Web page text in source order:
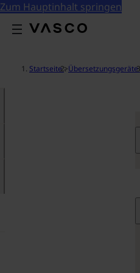
Zum Hauptinhalt springen
Startseite >Übersetzungsgeräte